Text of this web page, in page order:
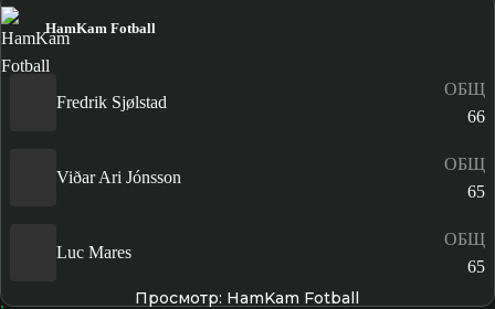
HamKam Fotball
Fredrik Sjølstad
ОБЩ
66
Viðar Ari Jónsson
ОБЩ
65
Luc Mares
ОБЩ
65
Просмотр: HamKam Fotball